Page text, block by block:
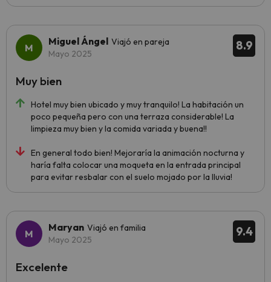
8.9
Miguel Ángel Viajó en pareja
Mayo 2025
Hotel muy bien ubicado y muy tranquilo! La habitación un
poco pequeña pero con una terraza considerable! La
limpieza muy bien y la comida variada y buena!!
En general todo bien! Mejoraría la animación nocturna y
haría falta colocar una moqueta en la entrada principal
para evitar resbalar con el suelo mojado por la lluvia!
Muy bien
9.4
Maryan Viajó en familia
Mayo 2025
Excelente